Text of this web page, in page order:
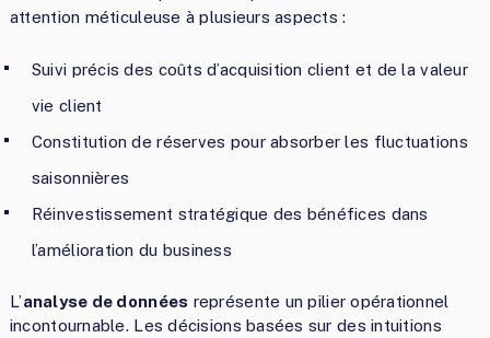
attention méticuleuse à plusieurs aspects :
Suivi précis des coûts d’acquisition client et de la valeur
vie client
Constitution de réserves pour absorber les fluctuations
saisonnières
Réinvestissement stratégique des bénéfices dans
l’amélioration du business
L’analyse de données représente un pilier opérationnel
incontournable. Les décisions basées sur des intuitions